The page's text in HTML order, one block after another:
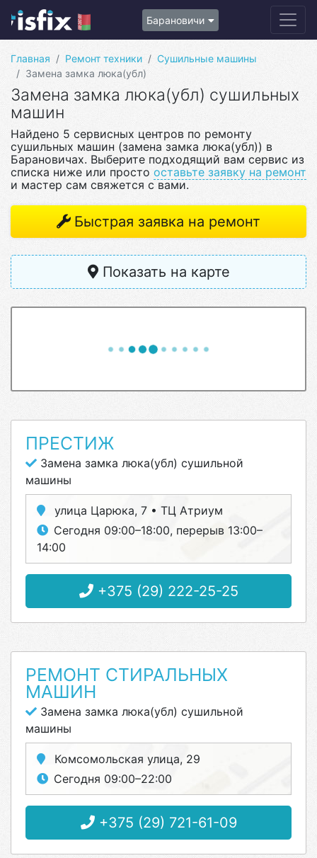
Барановичи
Главная Ремонт техники
Сушильные машины
Замена замка люка(убл)
Замена замка люка(убл) сушильных
машин
Найдено 5 сервисных центров по ремонту
сушильных машин (замена замка люка(убл)) в
Барановичах. Выберите подходящий вам сервис из
списка ниже или просто оставьте заявку на ремонт
и мастер сам свяжется с вами.
Быстрая заявка на ремонт
Показать на карте
ПРЕСТИЖ
Замена замка люка(убл) сушильной
машины
улица Царюка, 7 • ТЦ Атриум
Сегодня 09:00–18:00, перерыв 13:00–
14:00
+375 (29) 222-25-25
РЕМОНТ СТИРАЛЬНЫХ
МАШИН
Замена замка люка(убл) сушильной
машины
Комсомольская улица, 29
Сегодня 09:00–22:00
+375 (29) 721-61-09